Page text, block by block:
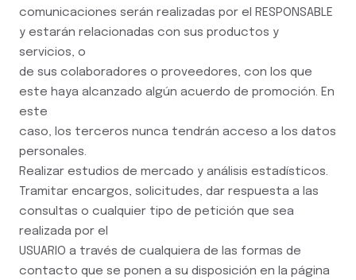
comunicaciones serán realizadas por el RESPONSABLE
y estarán relacionadas con sus productos y
servicios, o
de sus colaboradores o proveedores, con los que
este haya alcanzado algún acuerdo de promoción. En
este
caso, los terceros nunca tendrán acceso a los datos
personales.
Realizar estudios de mercado y análisis estadísticos.
Tramitar encargos, solicitudes, dar respuesta a las
consultas o cualquier tipo de petición que sea
realizada por el
USUARIO a través de cualquiera de las formas de
contacto que se ponen a su disposición en la página